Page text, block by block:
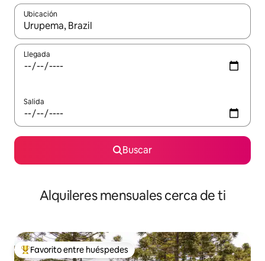
Ubicación
Cuando los resultados estén disponibles, navega con las
Llegada
Salida
Buscar
Alquileres mensuales cerca de ti
Favorito entre huéspedes preferido
Favorito entre huéspedes